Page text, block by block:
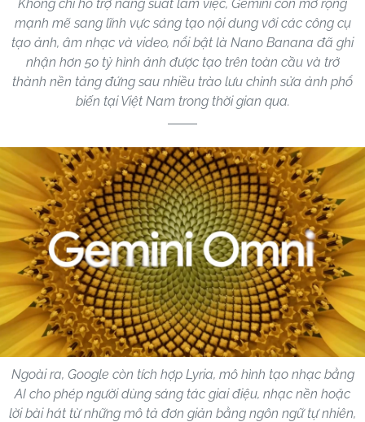
Không chỉ hỗ trợ năng suất làm việc, Gemini còn mở rộng
mạnh mẽ sang lĩnh vực sáng tạo nội dung với các công cụ
tạo ảnh, âm nhạc và video, nổi bật là Nano Banana đã ghi
nhận hơn 50 tỷ hình ảnh được tạo trên toàn cầu và trở
thành nền tảng đứng sau nhiều trào lưu chỉnh sửa ảnh phổ
biến tại Việt Nam trong thời gian qua.
Ngoài ra, Google còn tích hợp Lyria, mô hình tạo nhạc bằng
AI cho phép người dùng sáng tác giai điệu, nhạc nền hoặc
lời bài hát từ những mô tả đơn giản bằng ngôn ngữ tự nhiên,